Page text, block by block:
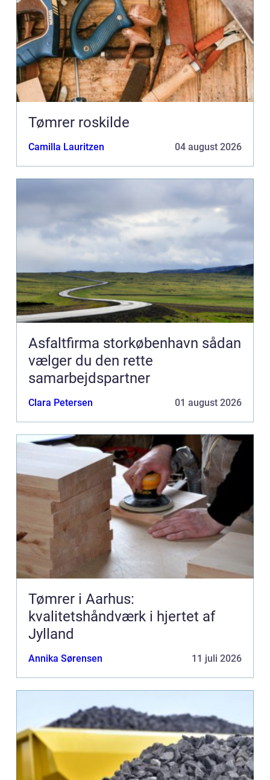
Tømrer roskilde
Camilla Lauritzen 04 august 2026
Asfaltfirma storkøbenhavn sådan
vælger du den rette
samarbejdspartner
Clara Petersen 01 august 2026
Tømrer i Aarhus:
kvalitetshåndværk i hjertet af
Jylland
Annika Sørensen 11 juli 2026